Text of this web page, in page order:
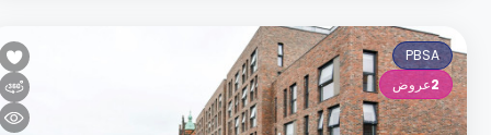
PBSA
2
عروض